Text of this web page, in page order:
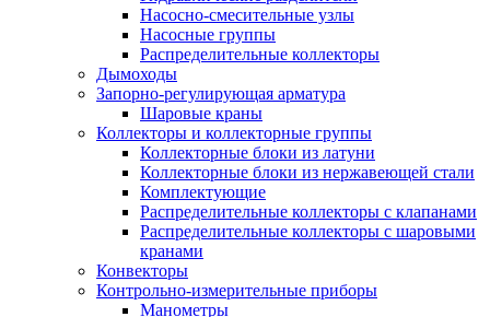
Насосно-смесительные узлы
Насосные группы
Распределительные коллекторы
Дымоходы
Запорно-регулирующая арматура
Шаровые краны
Коллекторы и коллекторные группы
Коллекторные блоки из латуни
Коллекторные блоки из нержавеющей стали
Комплектующие
Распределительные коллекторы с клапанами
Распределительные коллекторы с шаровыми
кранами
Конвекторы
Контрольно-измерительные приборы
Манометры